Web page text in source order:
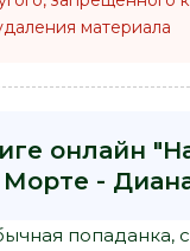
материала
онлайн
-
попаданка,